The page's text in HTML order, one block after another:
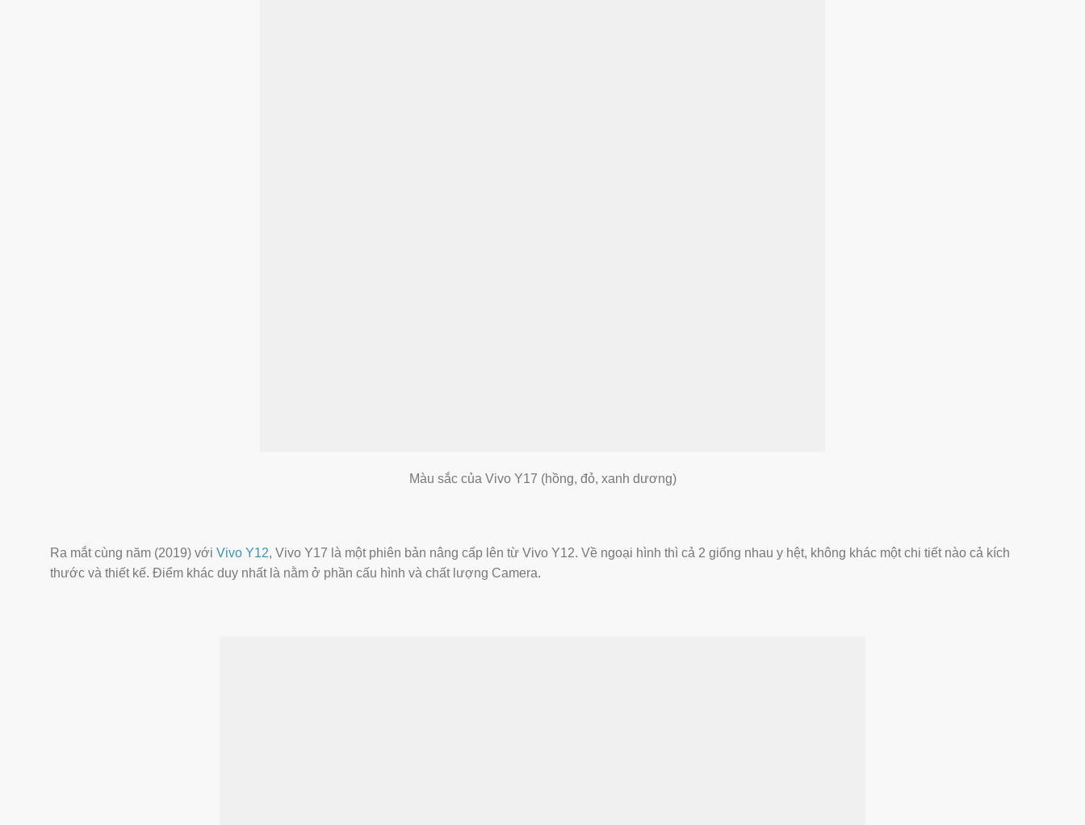
Màu sắc của Vivo Y17 (hồng, đỏ, xanh dương)
Ra mắt cùng năm (2019) với Vivo Y12, Vivo Y17 là một phiên bản nâng cấp lên từ Vivo Y12. Về ngoại hình thì cả 2 giống nhau y hệt, không khác một chi tiết nào cả kích
thước và thiết kế. Điểm khác duy nhất là nằm ở phần cấu hình và chất lượng Camera.